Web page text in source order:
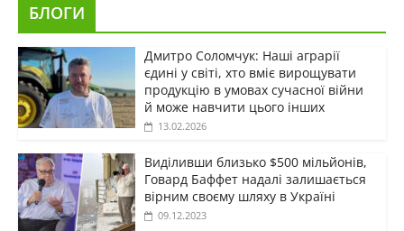
БЛОГИ
Дмитро Соломчук: Наші аграрії
єдині у світі, хто вміє вирощувати
продукцію в умовах сучасної війни
й може навчити цього інших
13.02.2026
Виділивши близько $500 мільйонів,
Говард Баффет надалі залишається
вірним своєму шляху в Україні
09.12.2023